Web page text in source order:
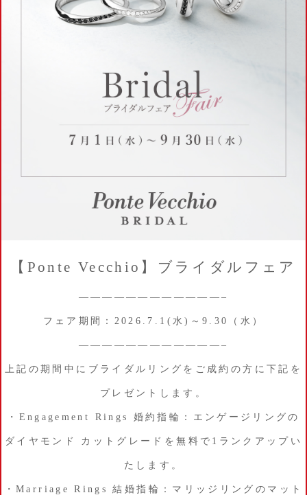
【Ponte Vecchio】ブライダルフェア
————————————–
フェア期間：2026.7.1(水)～9.30（水）
————————————–
上記の期間中にブライダルリングをご成約の方に下記を
プレゼントします。
・Engagement Rings 婚約指輪：エンゲージリングの
ダイヤモンド カットグレードを無料で1ランクアップい
たします。
・Marriage Rings 結婚指輪：マリッジリングのマット